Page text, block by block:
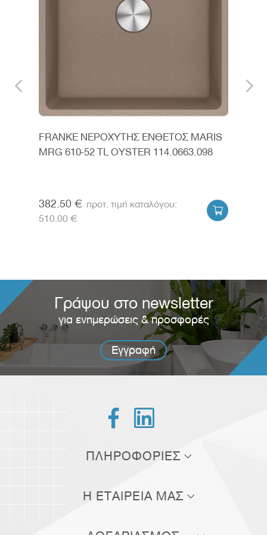
FRANKE ΝΕΡΟΧΥΤΗΣ ΕΝΘΕΤΟΣ MARIS
MRG 610-52 TL OYSTER 114.0663.098
382.50 €
510.00 €

Γράψου στο newsletter
για ενημερώσεις & προσφορές
Εγγραφή
 
ΠΛΗΡΟΦΟΡΙΕΣ
Η ΕΤΑΙΡΕΙΑ ΜΑΣ